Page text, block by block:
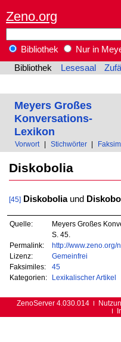
Zeno.org
Bibliothek
Nur in
Bibliothek
Lesesaal
Meyers Großes
Konversations-
Lexikon
Vorwort Stichwörter
Diskobolia
[45] Diskoboliaund
Quelle:
Meyers Großes
S. 45.
Permalink:
http://www.zeno.org/
Lizenz:
Gemeinfrei
Faksimiles:
45
Kategorien:
Lexikalischer Artikel
ZenoServer 4.030.014